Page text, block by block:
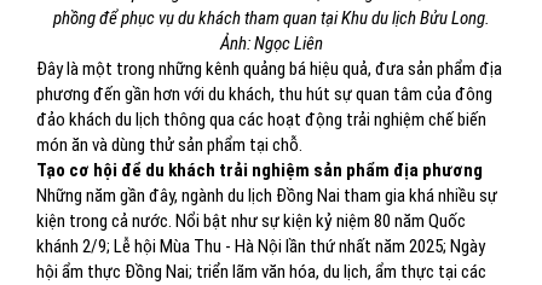
phồng để phục vụ du khách tham quan tại Khu du lịch Bửu Long.
Ảnh: Ngọc Liên
Đây là một trong những kênh quảng bá hiệu quả, đưa sản phẩm địa
phương đến gần hơn với du khách, thu hút sự quan tâm của đông
đảo khách du lịch thông qua các hoạt động trải nghiệm chế biến
món ăn và dùng thử sản phẩm tại chỗ.
Tạo cơ hội để du khách trải nghiệm sản phẩm địa phương
Những năm gần đây, ngành du lịch Đồng Nai tham gia khá nhiều sự
kiện trong cả nước. Nổi bật như sự kiện kỷ niệm 80 năm Quốc
khánh 2/9; Lễ hội Mùa Thu - Hà Nội lần thứ nhất năm 2025; Ngày
hội ẩm thực Đồng Nai; triển lãm văn hóa, du lịch, ẩm thực tại các